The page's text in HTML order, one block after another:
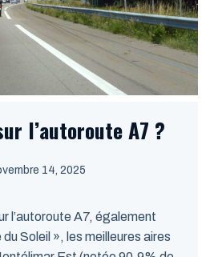
l’autoroute A7 ?
14, 2025
l’autoroute A7, également
Soleil », les meilleures aires